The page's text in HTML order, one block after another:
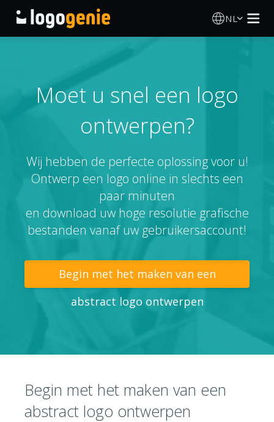
NL
AI logogenerator
Logo-ideeën
Gedrukte producten
Over
Blog
INLOGGEN
Moet u snel een logo
ontwerpen?
Wij hebben de perfecte oplossing voor u!
Ontwerp een logo online in slechts een
paar minuten
en download uw hoge resolutie grafische
bestanden vanaf uw gebruikersaccount!
Begin met het maken van een
abstract logo ontwerpen
Begin met het maken van een
abstract logo ontwerpen